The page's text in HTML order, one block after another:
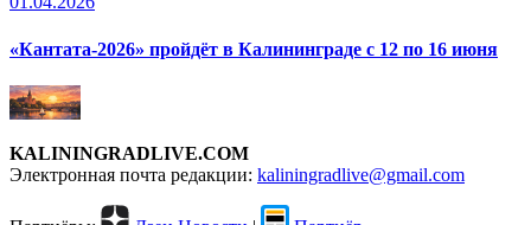
«Кантата-2026» пройдёт в Калининграде с 12 по 16 июня
KALININGRADLIVE.COM
Электронная почта редакции: kaliningradlive@gmail.com